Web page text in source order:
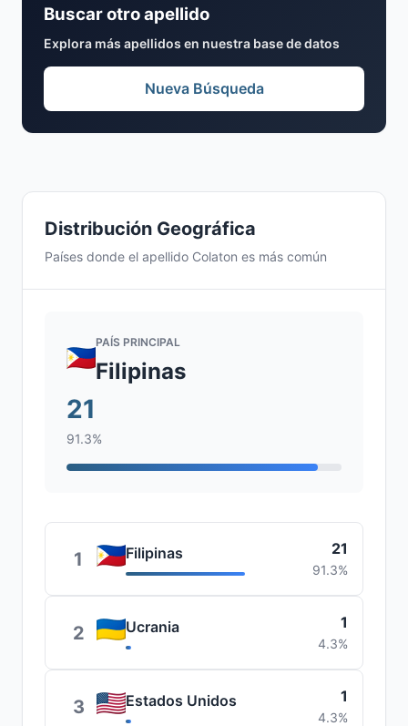
Distribución Geográfica
Países donde el apellido Colaton es más común
PAÍS PRINCIPAL
Filipinas
21
91.3%
1 Filipinas 21
91.3%
2 Ucrania 1
4.3%
3 Estados Unidos 1
4.3%
Buscar otro apellido
Explora más apellidos en nuestra base de datos
Nueva Búsqueda